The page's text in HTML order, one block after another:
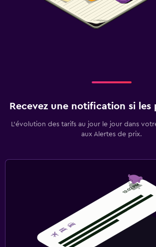
Recevez une notification si les
L’évolution des tarifs au jour le jour dans
aux Alertes de prix.